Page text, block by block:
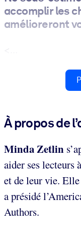
accomplir les
amélioreront
À propos de
Minda Zetlin
aider ses
et de leur vie.
a présidé
Authors.